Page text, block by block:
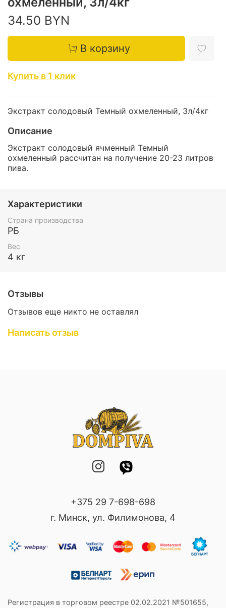
34.50 BYN
В корзину
Купить в 1 клик
Экстракт солодовый Темный охмеленный, 3л/4кг
Описание
Экстракт солодовый ячменный Темный
охмеленный рассчитан на получение 20-23 литров
пива.
Характеристики
Страна производства
РБ
Вес
4 кг
Отзывы
Отзывов еще никто не оставлял
Написать отзыв
+375 29 7-698-698
г. Минск, ул. Филимонова, 4
Регистрация в торговом реестре 02.02.2021 №501655,